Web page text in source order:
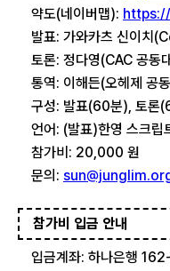
약도(네이버맵):
발표: 가와카츠 신이치
토론: 정다영(CAC 공동
통역: 이해든(오헤제 공
구성: 발표(60분), 토론
언어: (발표)한영 스크립
참가비: 20,000 원
문의:
참가비 입금 안내
입금계좌: 하나은행